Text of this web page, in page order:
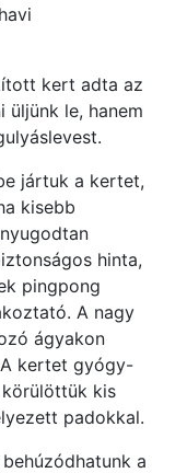
kert adta az
le, hanem
jártuk a kertet,
kisebb
hinta,
pingpong
A nagy
ágyakon
kertet gyógy-
kis
padokkal.
a